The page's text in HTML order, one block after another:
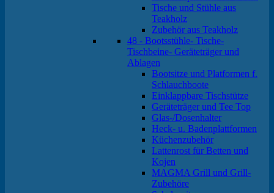
Tische und Stühle aus
Teakholz
Zubehör aus Teakholz
48 - Bootsstühle- Tische-
Tischbeine- Geräteträger und
Ablagen
Bootsitze und Platformen f.
Schlauchboote
Einklappbare Tischstütze
Geräteträger und Tee Top
Glas-/Dosenhalter
Heck- u. Badenplattformen
Küchenzubehör
Lattenrost für Betten und
Kojen
MAGMA Grill und Grill-
Zubehöre